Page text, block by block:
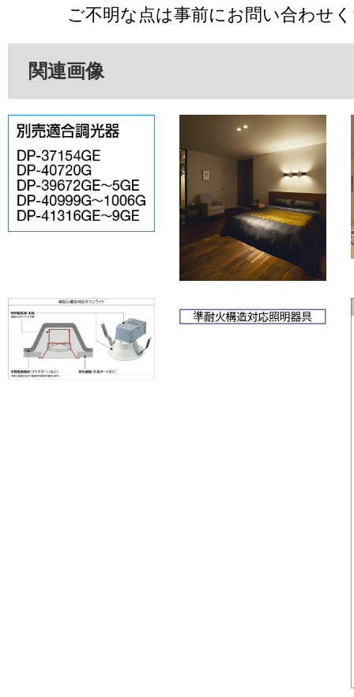
ご不明な点は事前にお問い合わせ
関連画像